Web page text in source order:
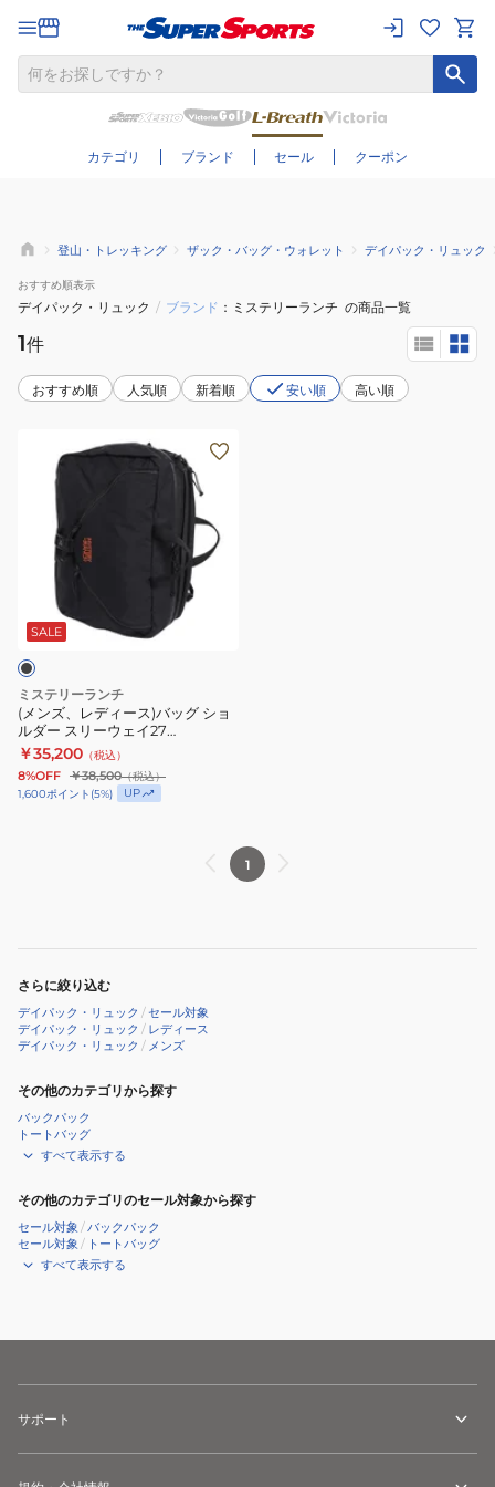
カテゴリ ブランド セール クーポン
さらに絞り込む
登山・トレッキング ザック・バッグ・ウォレット デイパック・リュック
おすすめ順表示
デイパック・リュック / ブランド ミステリーランチ の商品一覧
1件
おすすめ順 人気順 新着順 安い順 高い順
ス)
バ
ッ
グ
シ
ョ
ル
ウ
27
19761574001000
ッ
ク
SALE
ミステリーランチ
(メンズ、レディース)バッグ ショ
ルダー スリーウェイ27
19761574001000 ブラック 27L
￥35,200 （税込）
8%OFF ￥38,500（税込）
1,600ポイント (5%) UP
1
さらに絞り込む
デイパック・リュック /セール対象
デイパック・リュック / レディース
デイパック・リュック / メンズ
その他のカテゴリから探す
バックパック
トートバッグ
すべて表示する
その他のカテゴリのセール対象から探す
セール対象 /バックパック
セール対象 / トートバッグ
すべて表示する
サポート